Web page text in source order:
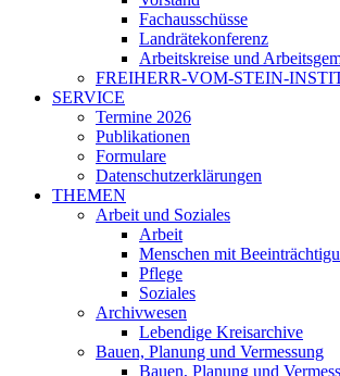
Fachausschüsse
Landrätekonferenz
Arbeitskreise und
FREIHERR-VOM-STEIN-
SERVICE
Termine 2026
Publikationen
Formulare
Datenschutzerklärungen
THEMEN
Arbeit und Soziales
Arbeit
Menschen mit
Pflege
Soziales
Archivwesen
Lebendige Kreisarchive
Bauen, Planung und Vermessung
Bauen, Planung und